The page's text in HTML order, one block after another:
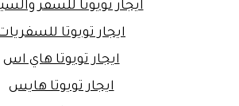
ايجار تويوتا للسفر
ايجار تويوتا
ايجار تويوتا هاي اس
ايجار تويوتا هايس